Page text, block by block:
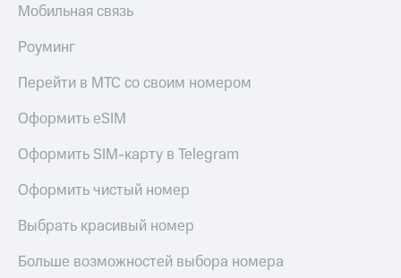
Все
Мобильная связь
Роуминг
Перейти в МТС со своим номером
Оформить eSIM
Оформить SIM-карту в Telegram
Оформить чистый номер
Выбрать красивый номер
Больше возможностей выбора номера